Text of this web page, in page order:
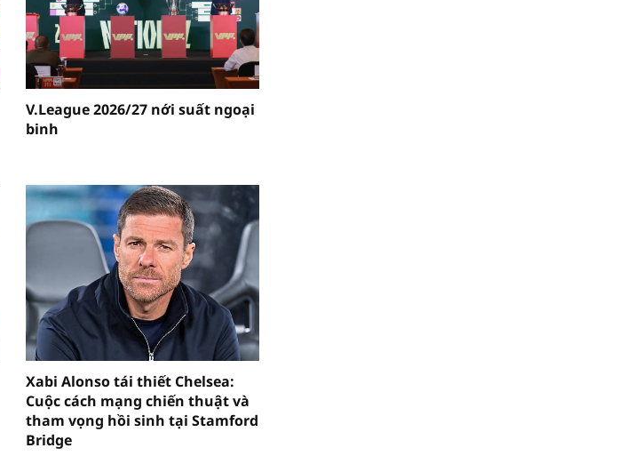
V.League 2026/27 nới suất ngoại
binh
Xabi Alonso tái thiết Chelsea:
Cuộc cách mạng chiến thuật và
tham vọng hồi sinh tại Stamford
Bridge